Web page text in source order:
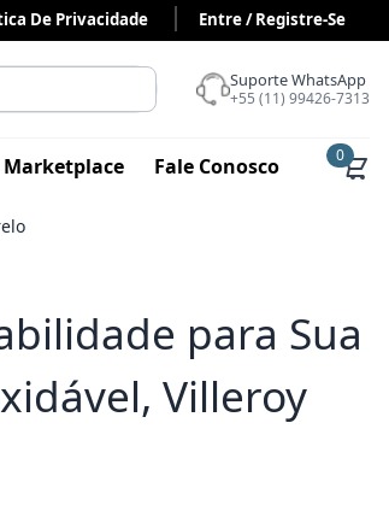
De Privacidade Entre / Registre-Se
Suporte WhatsApp
+55 (11) 99426-7313
Fale Conosco 0
para Sua
Villeroy